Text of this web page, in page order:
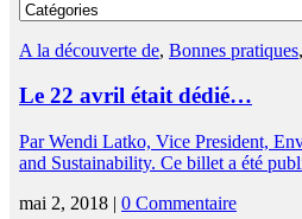
A la découverte de, Bonnes pratiques,
Le 22 avril était dédié…
Par Wendi Latko, Vice President,
and Sustainability. Ce billet a été
mai 2, 2018 | 0 Commentaire